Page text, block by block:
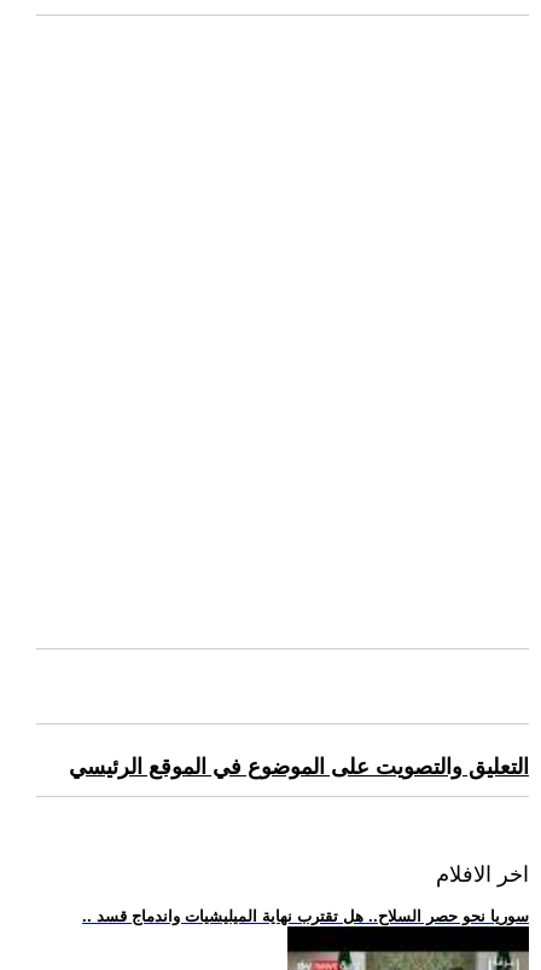
التعليق والتصويت على الموضوع في الموقع الرئيسي
اخر الافلام
.. سوريا نحو حصر السلاح.. هل تقترب نهاية الميليشيات واندماج قسد